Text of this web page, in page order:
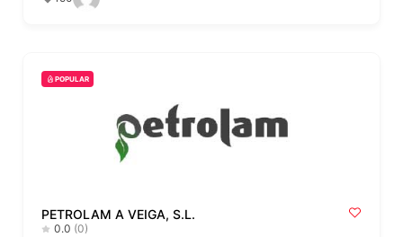
POPULAR
PETROLAM A VEIGA, S.L.
0.0 (0)